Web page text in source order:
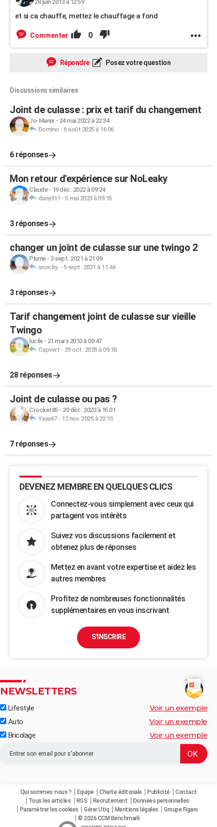
28 juin 2013 à 12:59
et si ca chauffe, mettez le chauffage a fond
Commenter 0
Répondre Posez votre question
Discussions similaires
Joint de culasse : prix et tarif du changement
Jo-Manix - 24 mai 2022 à 22:34
Domino- 6 août 2025 à 16:06
6 réponses
Mon retour d'expérience sur NoLeaky
Claude- 19 déc. 2022 à 09:24
dany311 - 5 mai 2023 à 09:15
3 réponses
changer un joint de culasse sur une twingo 2
Plume- 3 sept. 2021 à 21:09
snocky. - 5 sept. 2021 à 11:44
3 réponses
Tarif changement joint de culasse sur vieille
Twingo
lucile- 21 mars 2010 à 00:47
Capvert - 29 oct. 2025 à 09:18
28 réponses
Joint de culasse ou pas ?
Crocket85- 20 déc. 2020 à 15:01
Yaya67- 12 nov. 2025 à 22:15
7 réponses
DEVENEZ MEMBRE EN QUELQUES CLICS
Connectez-vous simplement avec ceux qui
partagent vos intérêts
Suivez vos discussions facilement et
obtenez plus de réponses
Mettez en avant votre expertise et aidez les
autres membres
Profitez de nombreuses fonctionnalités
supplémentaires en vous inscrivant
S'INSCRIRE
NEWSLETTERS
Lifestyle Voir un exemple
Auto Voir un exemple
Bricolage Voir un exemple
Qui sommes-nous ? Equipe Charte éditoriale Publicité
Contact
Tous les articles
RSS Recrutement
Données personnelles
Paramétrer les cookies
Gérer Utiq Mentions légales
Groupe Figaro
© 2026 CCM Benchmark